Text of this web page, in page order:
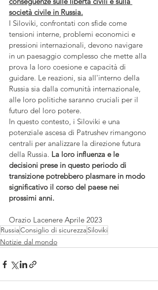
società civile in Russia.
I Siloviki, confrontati con sfide come
tensioni interne, problemi economici e
pressioni internazionali, devono navigare
in un paesaggio complesso che mette alla
prova la loro coesione e capacità di
guidare. Le reazioni, sia all'interno della
Russia sia dalla comunità internazionale,
alle loro politiche saranno cruciali per il
futuro del loro potere.
In questo contesto, i Siloviki e una
potenziale ascesa di Patrushev rimangono
centrali per analizzare la direzione futura
della Russia. La loro influenza e le
decisioni prese in questo periodo di
transizione potrebbero plasmare in modo
significativo il corso del paese nei
prossimi anni.
Orazio Lacenere Aprile 2023
RussiaConsiglio di sicurezzaSiloviki
Notizie dal mondo